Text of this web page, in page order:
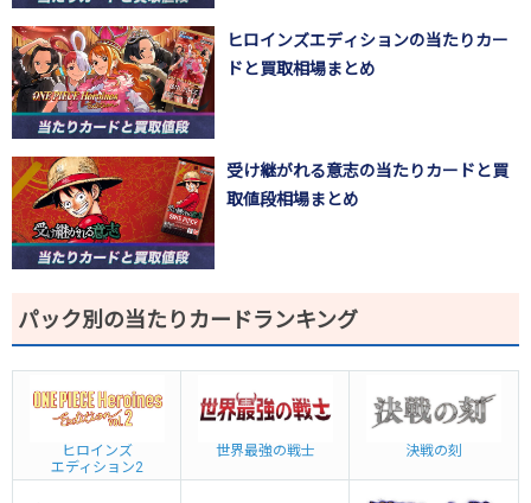
ヒロインズエディションの当たりカー
ドと買取相場まとめ
受け継がれる意志の当たりカードと買
取値段相場まとめ
パック別の当たりカードランキング
ヒロインズ
エディション2
世界最強の戦士 決戦の刻